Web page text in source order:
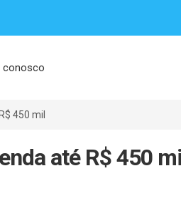
conosco
450 mil
até R$ 450